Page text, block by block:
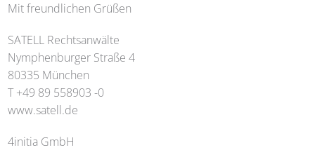
Mit freundlichen Grüßen
SATELL Rechtsanwälte
Nymphenburger Straße 4
80335 München
T +49 89 558903 -0
www.satell.de
4initia GmbH